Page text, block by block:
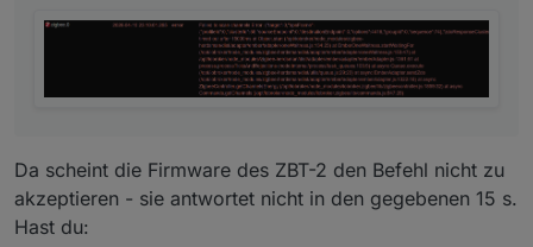
Da scheint die Firmware des ZBT-2 den Befehl nicht zu
akzeptieren - sie antwortet nicht in den gegebenen 15 s.
Hast du: